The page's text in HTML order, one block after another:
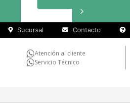
Sucursal Contacto
Atención al cliente
Servicio Técnico